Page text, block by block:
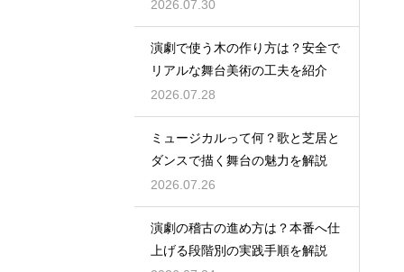
2026.07.30
演劇で使う木の作り方は？安全で
リアルな舞台美術の工夫を紹介
2026.07.28
ミュージカルって何？歌と芝居と
ダンスで描く舞台の魅力を解説
2026.07.26
演劇の稽古の進め方は？本番へ仕
上げる段階別の実践手順を解説